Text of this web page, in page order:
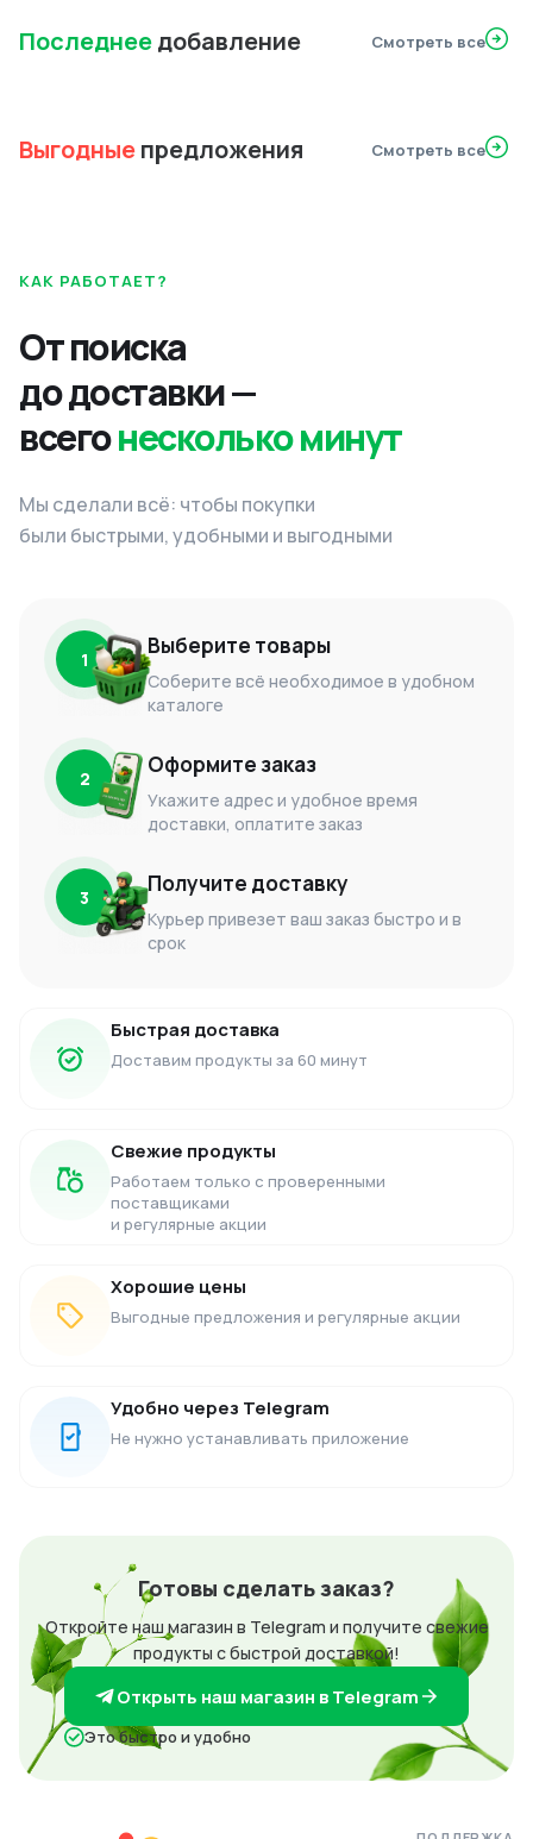
Последнеедобавление Смотреть все
Выгодныепредложения Смотреть все
КАК РАБОТАЕТ?
От поиска
до доставки —
всегонесколько минут
Мы сделали всё: чтобы покупки
были быстрыми, удобными и выгодными
1 Выберите товары
Соберите всё необходимое в удобном
каталоге
2 Оформите заказ
Укажите адрес и удобное время
доставки, оплатите заказ
3 Получите доставку
Курьер привезет ваш заказ быстро и в
срок
Быстрая доставка
Доставим продукты за 60 минут
Свежие продукты
Работаем только с проверенными
поставщиками
и регулярные акции
Хорошие цены
Выгодные предложения и регулярные акции
Удобно через Telegram
Не нужно устанавливать приложение
Готовы сделать заказ?
Откройте наш магазин в Telegram и получите свежие
продукты с быстрой доставкой!
Открыть наш магазин в Telegram
Это быстро и удобно